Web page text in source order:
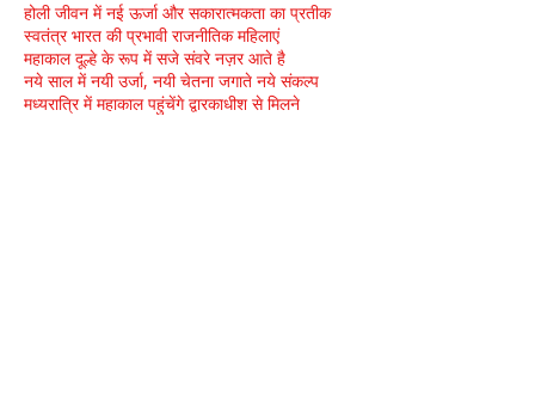
होली जीवन में नई ऊर्जा और सकारात्मकता का प्रतीक
स्वतंत्र भारत की प्रभावी राजनीतिक महिलाएं
महाकाल दूल्हे के रूप में सजे संवरे नज़र आते है
नये साल में नयी उर्जा, नयी चेतना जगाते नये संकल्प
मध्यरात्रि में महाकाल पहुंचेंगे द्वारकाधीश से मिलने